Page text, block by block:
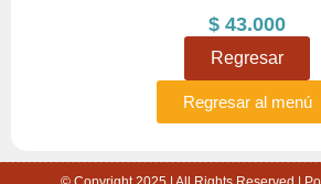
$ 43.000
Regresar
Regresar al menú